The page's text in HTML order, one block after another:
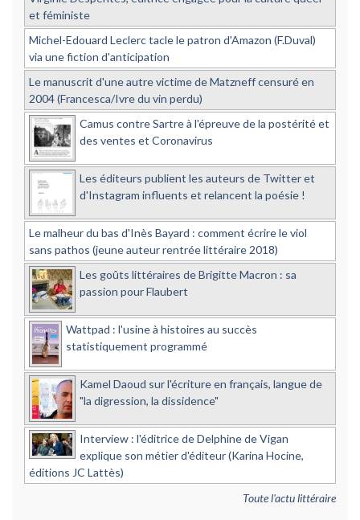
et féministe
Michel-Edouard Leclerc tacle le patron d'Amazon (F.Duval)
via une fiction d'anticipation
Le manuscrit d'une autre victime de Matzneff censuré en
2004 (Francesca/Ivre du vin perdu)
Camus contre Sartre à l'épreuve de la postérité et
des ventes et Coronavirus
Les éditeurs publient les auteurs de Twitter et
d'Instagram influents et relancent la poésie !
Le malheur du bas d'Inès Bayard : comment écrire le viol
sans pathos (jeune auteur rentrée littéraire 2018)
Les goûts littéraires de Brigitte Macron : sa
passion pour Flaubert
Wattpad : l'usine à histoires au succès
statistiquement programmé
Kamel Daoud sur l'écriture en français, langue de
"la digression, la dissidence"
Interview : l'éditrice de Delphine de Vigan
explique son métier d'éditeur (Karina Hocine,
éditions JC Lattès)
Toute l'actu littéraire